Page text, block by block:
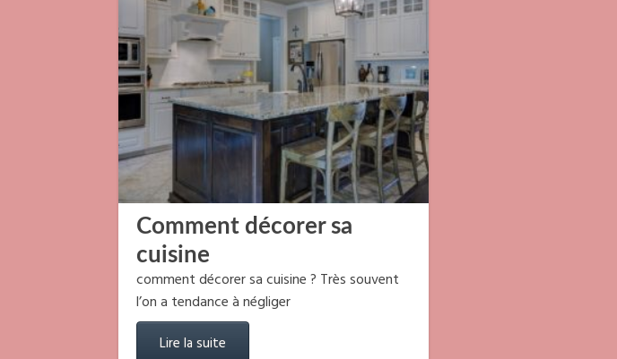
Comment décorer sa
cuisine
comment décorer sa cuisine ? Très souvent
l’on a tendance à négliger
Lire la suite